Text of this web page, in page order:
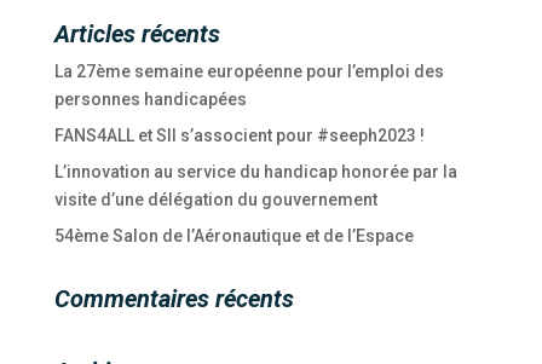
Articles récents
La 27ème semaine européenne pour l’emploi des
personnes handicapées
FANS4ALL et SII s’associent pour #seeph2023 !
L’innovation au service du handicap honorée par la
visite d’une délégation du gouvernement
54ème Salon de l’Aéronautique et de l’Espace
Commentaires récents